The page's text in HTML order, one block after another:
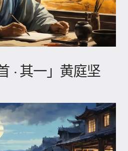
· 其一」黄庭坚